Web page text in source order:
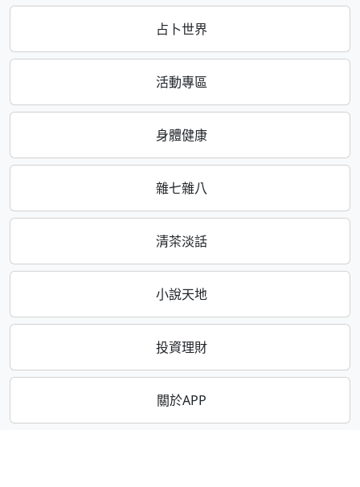
占卜世界
活動專區
身體健康
雜七雜八
清茶淡話
小說天地
投資理財
關於APP